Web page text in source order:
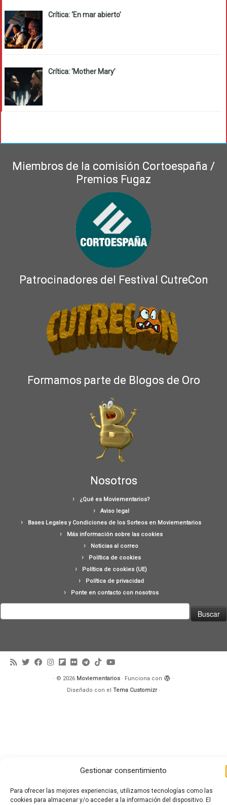
Gestionar consentimiento
Para ofrecer las mejores experiencias, utilizamos tecnologías como las
cookies para almacenar y/o acceder a la información del dispositivo. El
Crítica: ‘En mar abierto’
Crítica: ‘Mother Mary’
Miembros de la comisión Cortoespaña /
Premios Fugaz
Patrocinadores del Festival CutreCon
Formamos parte de Blogos de Oro
Nosotros
¿Qué es Moviementarios?
Aviso legal
Bases Legales y Condiciones de los Sorteos en Moviementarios
Más información sobre las cookies
Noticias al correo
Política de cookies
Política de cookies (UE)
Política de privacidad
Ponte en contacto con nosotros
· © 2026 Moviementarios · Funciona con
·
Diseñado con el Tema Customizr·